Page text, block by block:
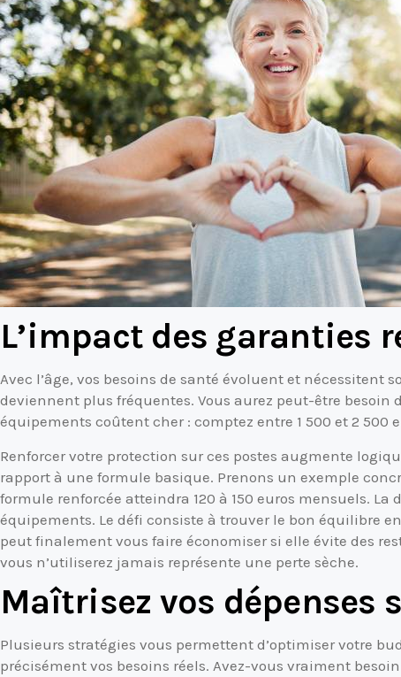
L’impact des garanties
Avec l’âge, vos besoins de santé évoluent et nécessitent
deviennent plus fréquentes. Vous aurez peut-être besoin
équipements coûtent cher : comptez entre 1 500 et 2
Renforcer votre protection sur ces postes augmente
rapport à une formule basique. Prenons un exemple
formule renforcée atteindra 120 à 150 euros mensuels.
équipements. Le défi consiste à trouver le bon équilibre
peut finalement vous faire économiser si elle évite des
vous n’utiliserez jamais représente une perte sèche.
Maîtrisez vos
Plusieurs stratégies vous permettent d’optimiser votre
précisément vos besoins réels. Avez-vous vraiment